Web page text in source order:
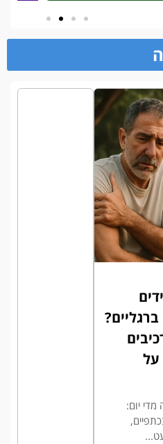
הוכיחו כי 5 רכיבים
על
יום: